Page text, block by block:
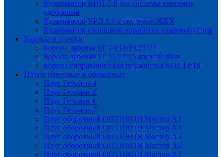
Культиватор КНП-5,6 без системы внесения
удобрений
Культиватор КРН 5.6 с системой ЖКУ
Культиватор сплошной обработки (паровой) Crop
Бороны и сцепки
Борона зубовая БГ 14/18/19/21/23
Борона зубовая БГ 11/13/15 двухследная
Борона гидравлическая пружинная БГП 14/18
Плуги навесные и оборотные
Плуг Гетьман-4
Плуг Гетьман-5
Плуг Гетьман-6
Плуг Гетьман-7
Плуг оборотный ОПТИКОН Мастер А3
Плуг оборотный ОПТИКОН Мастер А4
Плуг оборотный ОПТИКОН Мастер А5
Плуг оборотный ОПТИКОН Мастер А6
Плуг оборотный ОПТИКОН Мастер А7